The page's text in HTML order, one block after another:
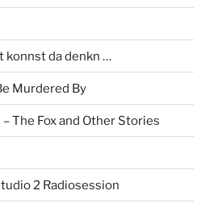
konnst da denkn …
Murdered By
The Fox and Other Stories
2 Radiosession